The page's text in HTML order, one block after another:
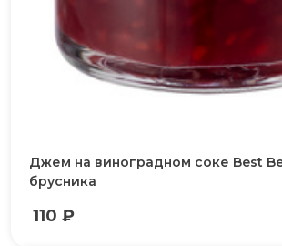
Джем на виноградном соке Best
брусника
110 ₽